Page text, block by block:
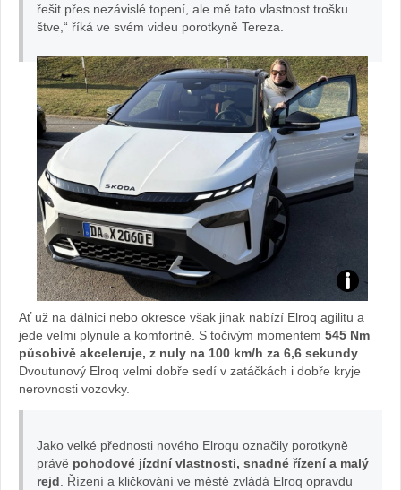
ně
Sa
na
fot
I.
cík
řešit přes nezávislé topení, ale mě tato vlastnost trošku
štve,“ říká ve svém videu porotkyně Tereza.
Za
vo
la
e
Ať už na dálnici nebo okresce však jinak nabízí Elroq agilitu a
jede velmi plynule a komfortně. S točivým momentem 545 Nm
působivě akceleruje, z nuly na 100 km/h za 6,6 sekundy.
Dvoutunový Elroq velmi dobře sedí v zatáčkách i dobře kryje
nerovnosti vozovky.
Jako velké přednosti nového Elroqu označily porotkyně
právě pohodové jízdní vlastnosti, snadné řízení a malý
rejd. Řízení a kličkování ve městě zvládá Elroq opravdu